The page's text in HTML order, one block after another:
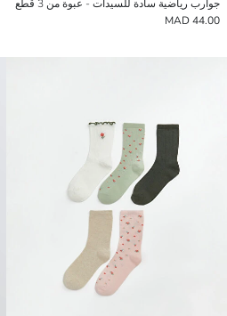
جوارب رياضية سادة للسيدات - عبوة من 3 قطع
44.00 MAD